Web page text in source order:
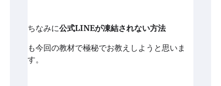
ちなみに公式LINEが凍結されない方法
も今回の教材で極秘でお教えしようと思いま
す。